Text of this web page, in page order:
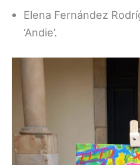
Elena Fernández
‘Andie’.